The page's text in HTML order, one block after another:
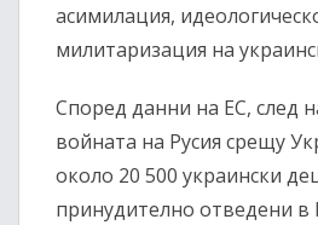
асимилация,
милитаризация на
Според данни на ЕС, след
войната на Русия срещу
около 20 500 украински
принудително отведени в